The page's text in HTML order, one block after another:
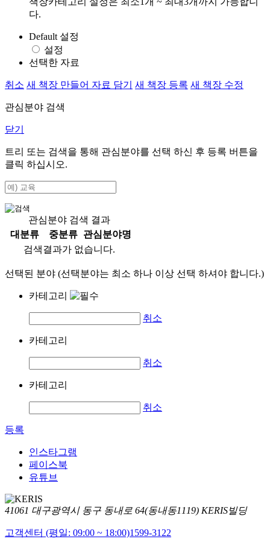
다.
Default 설정
설정
선택한 자료
취소 새 책장 만들어 자료 담기 새 책장 등록 새 책장 수정
관심분야 검색
닫기
트리 또는 검색을 통해 관심분야를 선택 하신 후 등록 버튼을
클릭 하십시오.
관심분야 검색 결과
대분류
중분류
관심분야명
검색결과가 없습니다.
선택된 분야 (선택분야는 최소 하나 이상 선택 하셔야 합니다.)
카테고리
취소
카테고리
취소
카테고리
취소
등록
인스타그램
페이스북
유튜브
41061 대구광역시 동구 동내로 64(동내동1119) KERIS빌딩
고객센터 (평일: 09:00 ~ 18:00)1599-3122